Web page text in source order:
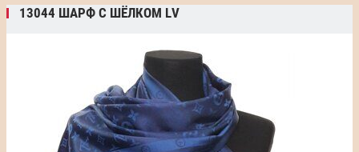
13044 ШАРФ С ШЁЛКОМ LV